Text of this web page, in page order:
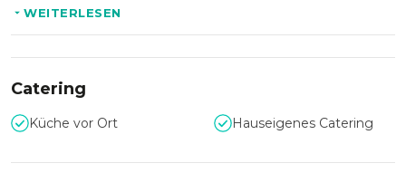
ca. 710 Personen bietet.
bietet auch den idealen Raum für Veranstaltungen mit bis
zu 360 Personen. Eingefasst ist die Halle von zwei
Projektionswänden, durch die eine Bühnensituation für
Veranstaltungen geschaffen werden kann.
WEITERLESEN
Catering
Küche vor Ort Hauseigenes Catering